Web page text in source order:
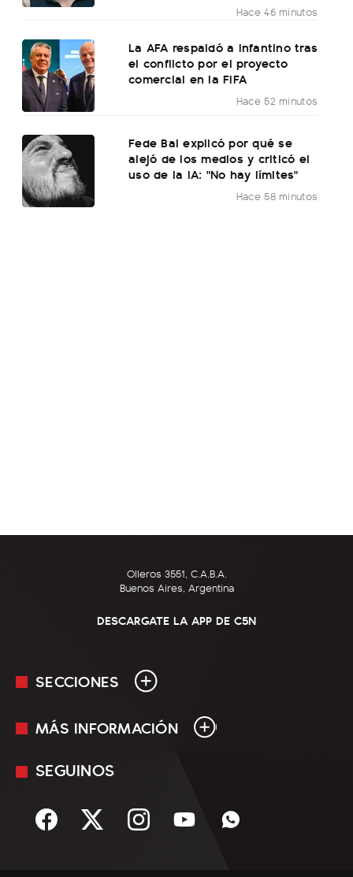
Hace 46 minutos
La AFA respaldó a Infantino tras
el conflicto por el proyecto
comercial en la FIFA
Hace 52 minutos
Fede Bal explicó por qué se
alejó de los medios y criticó el
uso de la IA: "No hay límites"
Hace 58 minutos
Olleros 3551, C.A.B.A.
Buenos Aires, Argentina
DESCARGATE LA APP DE C5N
SECCIONES
En Vivo
Sociedad
MÁS INFORMACIÓN
Mediakit
Términos y condiciones
SEGUINOS